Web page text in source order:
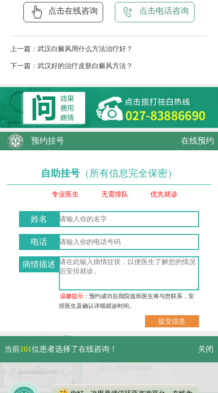
点击在线咨询 点击电话咨询
上一篇： 武汉白癜风用什么方法治疗好？
下一篇： 武汉好的治疗皮肤白癜风方法？
预约挂号 在线预约
自助挂号 （所有信息完全保密）
专业医生 无需排队 优先就诊
姓名
电话
病情描述
温馨提示：预约成功后我院值班医生将与您联系，安
排医生及确认详细就诊时间。
武汉市硚口区解放大道479号
免费电话：
当前101位患者选择了在线咨询！ 关闭